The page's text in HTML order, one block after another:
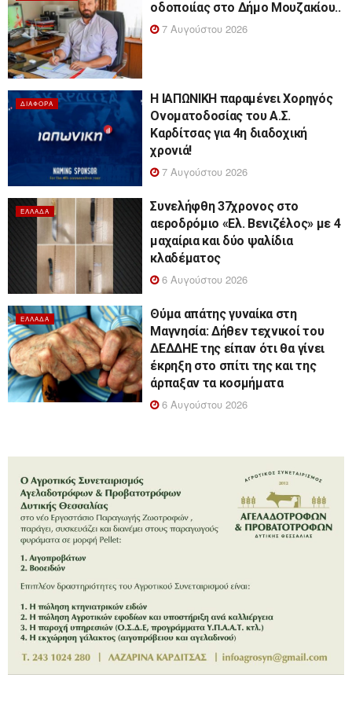
οδοποιίας στο Δήμο Μουζακίου..
7 Αυγούστου 2026
ΔΙΆΦΟΡΑ
Η ΙΑΠΩΝΙΚΗ παραμένει Χορηγός
Ονοματοδοσίας του Α.Σ.
Καρδίτσας για 4η διαδοχική
χρονιά!
7 Αυγούστου 2026
ΕΛΛΆΔΑ
Συνελήφθη 37χρονος στο
αεροδρόμιο «Ελ. Βενιζέλος» με 4
μαχαίρια και δύο ψαλίδια
κλαδέματος
6 Αυγούστου 2026
ΕΛΛΆΔΑ
Θύμα απάτης γυναίκα στη
Μαγνησία: Δήθεν τεχνικοί του
ΔΕΔΔΗΕ της είπαν ότι θα γίνει
έκρηξη στο σπίτι της και της
άρπαξαν τα κοσμήματα
6 Αυγούστου 2026